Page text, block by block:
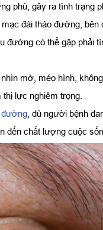
phù, gây ra tình trạng
đái tháo đường,
có thể gặp phải
mờ, méo hình,
lực nghiêm trọng.
đường , dù người bệnh
đến chất lượng cuộc